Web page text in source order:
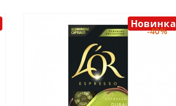
-40%
Новинка